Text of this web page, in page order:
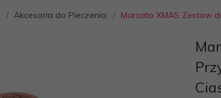
Akcesoria do Pieczenia Marcato XMAS Zestaw